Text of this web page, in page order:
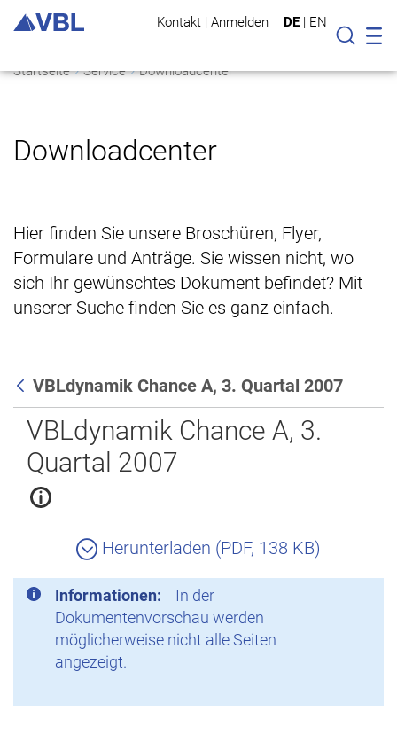
Kontakt | Anmelden DE | EN
Suche
Startseite Service Downloadcenter
Downloadcenter
Hier finden Sie unsere Broschüren, Flyer,
Formulare und Anträge. Sie wissen nicht, wo
sich Ihr gewünschtes Dokument befindet? Mit
unserer Suche finden Sie es ganz einfach.
Zurück
VBLdynamik Chance A, 3. Quartal 2007
VBLdynamik Chance A, 3.
Quartal 2007
Herunterladen (PDF, 138 KB)
Informationen:
In der
Dokumentenvorschau werden
möglicherweise nicht alle Seiten
angezeigt.